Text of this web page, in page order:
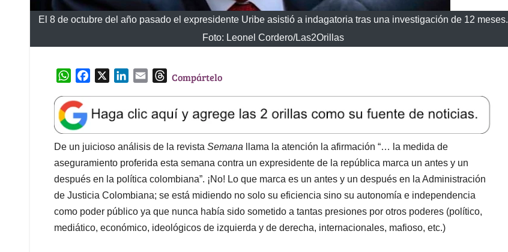
El 8 de octubre del año pasado el expresidente Uribe asistió a indagatoria tras una investigación de 12 meses.
Foto: Leonel Cordero/Las2Orillas
W
a
t
s
A
p
p
e
b
o
o
k
k
e
d
I
n
l
T
e
a
d
s
Compártelo
De un juicioso análisis de la revista Semana llama la atención la afirmación “… la medida de
aseguramiento proferida esta semana contra un expresidente de la república marca un antes y un
después en la política colombiana”. ¡No! Lo que marca es un antes y un después en la Administración
de Justicia Colombiana; se está midiendo no solo su eficiencia sino su autonomía e independencia
como poder público ya que nunca había sido sometido a tantas presiones por otros poderes (político,
mediático, económico, ideológicos de izquierda y de derecha, internacionales, mafioso, etc.)